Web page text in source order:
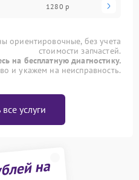
1280 р
ориентировочные, без учета
стоимости запчастей.
на бесплатную диагностику.
и укажем на неисправность.
услуги
на